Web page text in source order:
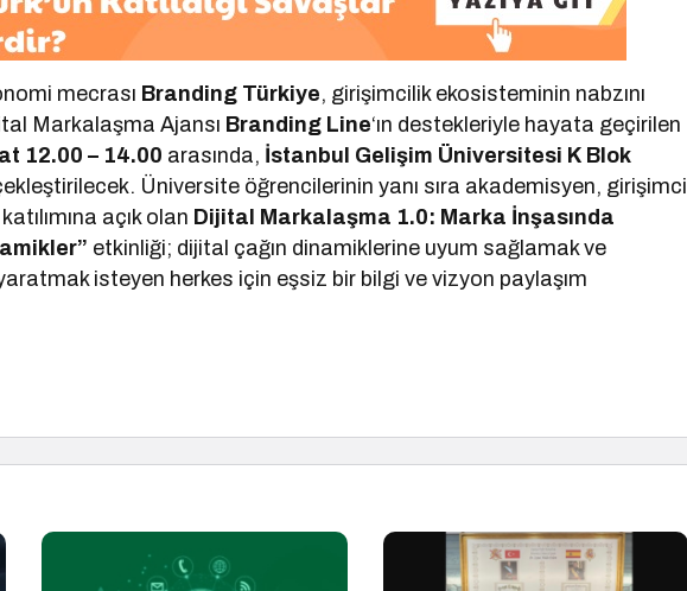
mecrası Branding Türkiye, girişimcilik ekosisteminin nabzını
Markalaşma Ajansı Branding Line‘ın destekleriyle hayata geçirilen
12.00 – 14.00 arasında, İstanbul Gelişim Üniversitesi K Blok
Üniversite öğrencilerinin yanı sıra akademisyen, girişimci
açık olan Dijital Markalaşma 1.0: Marka İnşasında
etkinliği; dijital çağın dinamiklerine uyum sağlamak ve
isteyen herkes için eşsiz bir bilgi ve vizyon paylaşım